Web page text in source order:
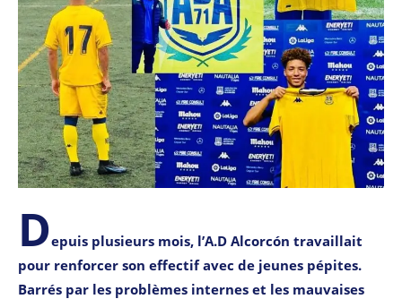
Depuis plusieurs mois, l’A.D Alcorcón travaillait
pour renforcer son effectif avec de jeunes pépites.
Barrés par les problèmes internes et les mauvaises